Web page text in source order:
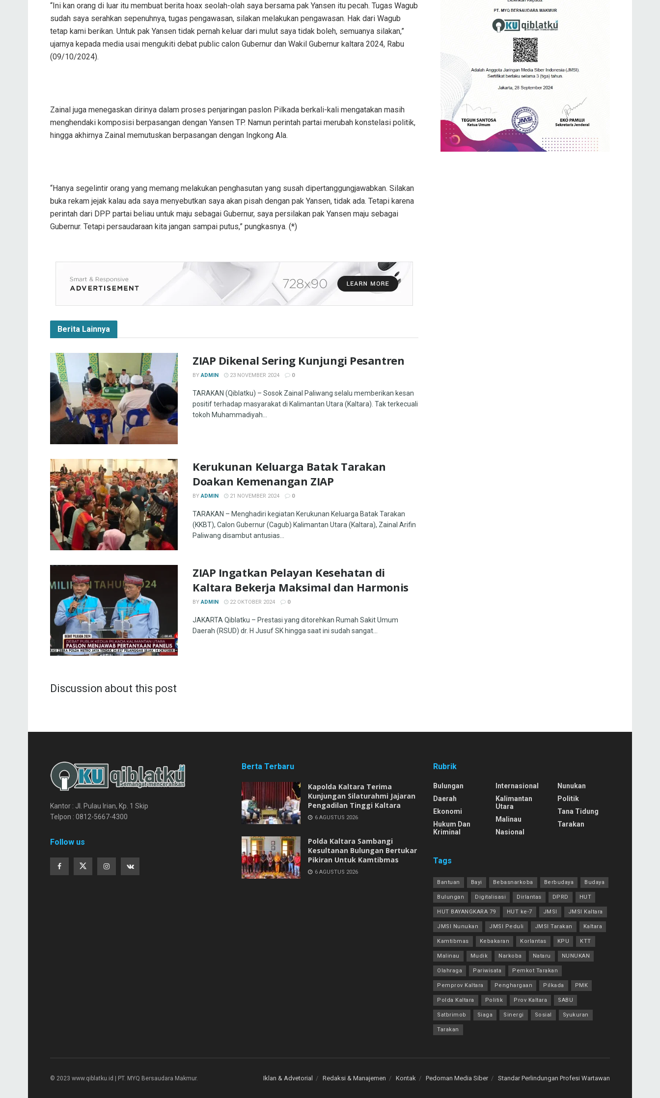
“Ini kan orang di luar itu membuat berita hoax seolah-olah saya bersama pak Yansen itu pecah. Tugas Wagub
sudah saya serahkan sepenuhnya, tugas pengawasan, silakan melakukan pengawasan. Hak dari Wagub
tetap kami berikan. Untuk pak Yansen tidak pernah keluar dari mulut saya tidak boleh, semuanya silakan,”
ujarnya kepada media usai mengukiti debat public calon Gubernur dan Wakil Gubernur kaltara 2024, Rabu
(09/10/2024).
Zainal juga menegaskan dirinya dalam proses penjaringan paslon Pilkada berkali-kali mengatakan masih
menghendaki komposisi berpasangan dengan Yansen TP. Namun perintah partai merubah konstelasi politik,
hingga akhirnya Zainal memutuskan berpasangan dengan Ingkong Ala.
“Hanya segelintir orang yang memang melakukan penghasutan yang susah dipertanggungjawabkan. Silakan
buka rekam jejak kalau ada saya menyebutkan saya akan pisah dengan pak Yansen, tidak ada. Tetapi karena
perintah dari DPP partai beliau untuk maju sebagai Gubernur, saya persilakan pak Yansen maju sebagai
Gubernur. Tetapi persaudaraan kita jangan sampai putus,” pungkasnya. (*)
Berita Lainnya
ZIAP Dikenal Sering Kunjungi Pesantren
BY ADMIN 23 NOVEMBER 2024 0
TARAKAN (Qiblatku) – Sosok Zainal Paliwang selalu memberikan kesan
positif terhadap masyarakat di Kalimantan Utara (Kaltara). Tak terkecuali
tokoh Muhammadiyah...
Kerukunan Keluarga Batak Tarakan
Doakan Kemenangan ZIAP
BY ADMIN 21 NOVEMBER 2024 0
TARAKAN – Menghadiri kegiatan Kerukunan Keluarga Batak Tarakan
(KKBT), Calon Gubernur (Cagub) Kalimantan Utara (Kaltara), Zainal Arifin
Paliwang disambut antusias...
ZIAP Ingatkan Pelayan Kesehatan di
Kaltara Bekerja Maksimal dan Harmonis
BY ADMIN 22 OKTOBER 2024 0
JAKARTA Qiblatku – Prestasi yang ditorehkan Rumah Sakit Umum
Daerah (RSUD) dr. H Jusuf SK hingga saat ini sudah sangat...
Discussion about this post
Kantor : Jl. Pulau Irian, Kp. 1 Skip
Telpon : 0812-5667-4300
Follow us
Berta Terbaru
Kapolda Kaltara Terima
Kunjungan Silaturahmi Jajaran
Pengadilan Tinggi Kaltara
6 AGUSTUS 2026
Polda Kaltara Sambangi
Kesultanan Bulungan Bertukar
Pikiran Untuk Kamtibmas
6 AGUSTUS 2026
Rubrik
Bulungan
Daerah
Ekonomi
Hukum Dan
Kriminal
Internasional
Kalimantan
Utara
Malinau
Nasional
Nunukan
Politik
Tana Tidung
Tarakan
Tags
Bantuan Bayi Bebasnarkoba Berbudaya Budaya
Bulungan Digitalisasi Dirlantas DPRD HUT
HUT BAYANGKARA 79 HUT ke-7 JMSI JMSI Kaltara
JMSI Nunukan JMSI Peduli JMSI Tarakan Kaltara
Kamtibmas Kebakaran Korlantas KPU KTT
Malinau Mudik Narkoba Nataru NUNUKAN
Olahraga Pariwisata Pemkot Tarakan
Pemprov Kaltara Penghargaan Pilkada PMK
Polda Kaltara Politik Prov Kaltara SABU
Satbrimob Siaga Sinergi Sosial Syukuran
Tarakan
Iklan & Advetorial Redaksi & Manajemen Kontak Pedoman Media Siber Standar Perlindungan Profesi Wartawan
© 2023 www.qiblatku.id | PT. MYQ Bersaudara Makmur.